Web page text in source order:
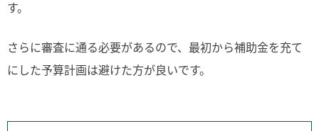
す。
さらに審査に通る必要があるので、最初から補助金を充て
にした予算計画は避けた方が良いです。